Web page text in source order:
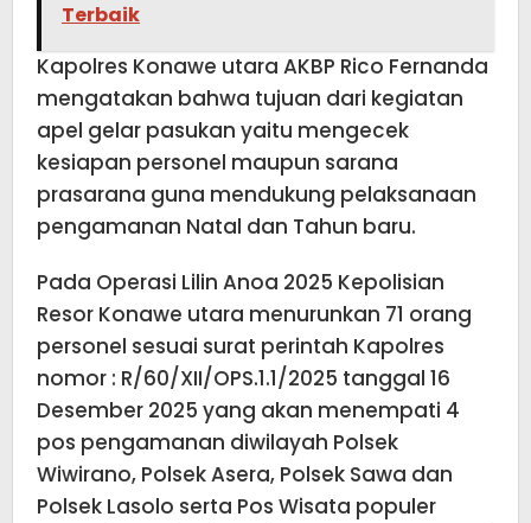
Terbaik
Kapolres Konawe utara AKBP Rico Fernanda
mengatakan bahwa tujuan dari kegiatan
apel gelar pasukan yaitu mengecek
kesiapan personel maupun sarana
prasarana guna mendukung pelaksanaan
pengamanan Natal dan Tahun baru.
Pada Operasi Lilin Anoa 2025 Kepolisian
Resor Konawe utara menurunkan 71 orang
personel sesuai surat perintah Kapolres
nomor : R/60/XII/OPS.1.1/2025 tanggal 16
Desember 2025 yang akan menempati 4
pos pengamanan diwilayah Polsek
Wiwirano, Polsek Asera, Polsek Sawa dan
Polsek Lasolo serta Pos Wisata populer